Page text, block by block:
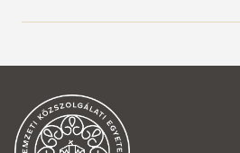
Az NKE energiatakarékossággal
2026/08/03
A jó kormányzás érdeke, hogy